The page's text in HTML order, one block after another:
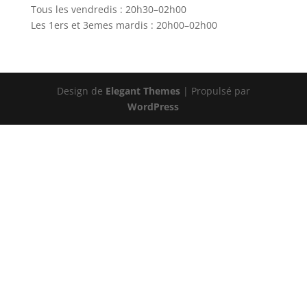
Tous les vendredis : 20h30–02h00
Les 1ers et 3emes mardis : 20h00–02h00
Design de Elegant Themes| Propulsé par
WordPress